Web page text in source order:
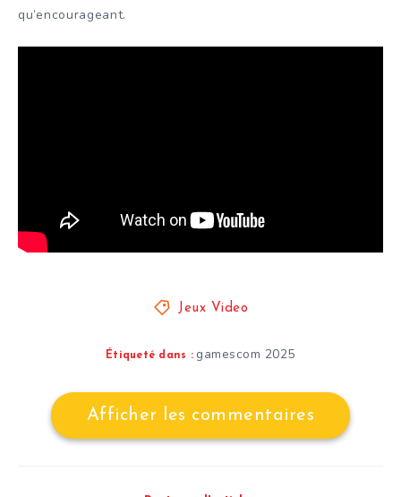
qu’encourageant.
Jeux Video
Étiqueté dans : gamescom 2025
Afficher les commentaires